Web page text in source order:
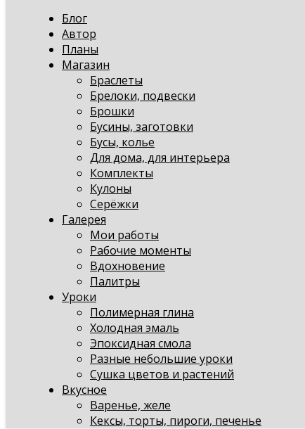
Блог
Автор
Планы
Магазин
Браслеты
Брелоки, подвески
Брошки
Бусины, заготовки
Бусы, колье
Для дома, для интерьера
Комплекты
Кулоны
Серёжки
Галерея
Мои работы
Рабочие моменты
Вдохновение
Палитры
Уроки
Полимерная глина
Холодная эмаль
Эпоксидная смола
Разные небольшие уроки
Сушка цветов и растений
Вкусное
Варенье, желе
Кексы, торты, пироги, печенье